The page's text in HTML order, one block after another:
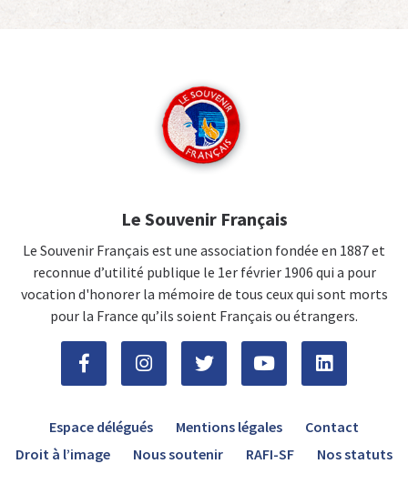
Le Souvenir Français
Le Souvenir Français est une association fondée en 1887 et
reconnue d’utilité publique le 1er février 1906 qui a pour
vocation d'honorer la mémoire de tous ceux qui sont morts
pour la France qu’ils soient Français ou étrangers.
Espace délégués Mentions légales
Contact
Droit à l’image
Nous soutenir RAFI-SF Nos statuts